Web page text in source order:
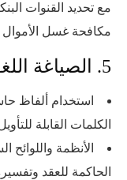
مع تحديد القنوات
مكافحة غسل الأموال
5. الصياغة اللغوية السليمة والتوثيق
استخدام ألفاظ
الكلمات القابلة
الأنظمة
الحاكمة للعقد